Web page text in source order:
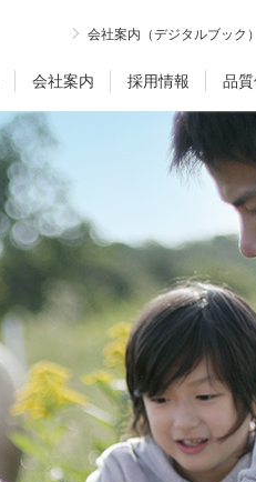
会社案内 採用情報 品
会社案内（デジタルブック）